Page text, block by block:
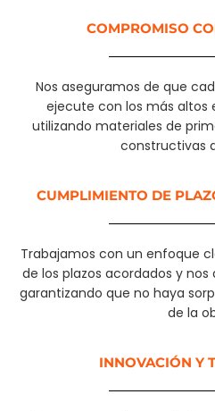
COMPROMISO
Nos aseguramos de que
ejecute con los más altos
utilizando materiales de
constructivas
CUMPLIMIENTO DE
Trabajamos con un enfoque
de los plazos acordados y
garantizando que no haya
de la
INNOVACIÓN Y